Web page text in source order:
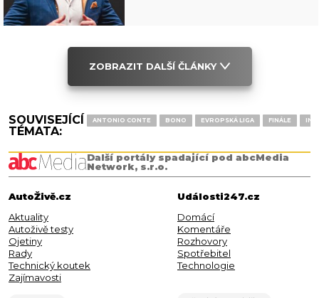
ZOBRAZIT DALŠÍ ČLÁNKY
SOUVISEJÍCÍ
TÉMATA:
ANTONIO CONTE BONO EVROPSKÁ LIGA FINÁLE
Další portály spadající pod abcMedia
Network, s.r.o.
AutoŽivě.cz
Aktuality
Autoživě testy
Ojetiny
Rady
Technický koutek
Zajímavosti
Události247.cz
Domácí
Komentáře
Rozhovory
Spotřebitel
Technologie